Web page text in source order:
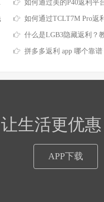
如何通过美的P40返利平
如何通过TCLT7M Pro返利小
什么是LGB3隐藏返利？
拼多多返利 app 哪个靠
让生活更优
APP下载